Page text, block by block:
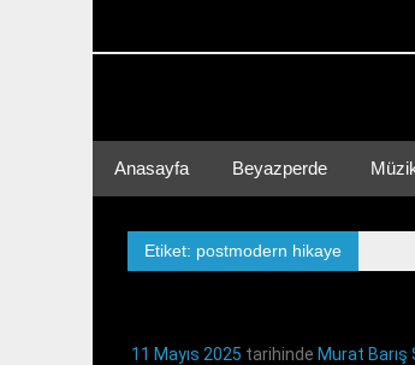
Anasayfa Beyazperde
Etiket: postmodern hikaye
11 Mayıs 2025 tarihinde Murat Barış